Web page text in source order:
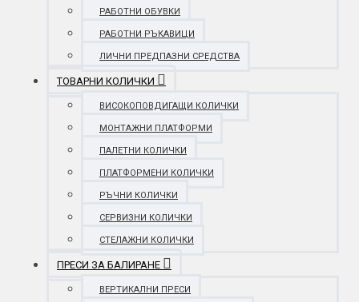
РАБОТНИ ОБУВКИ
РАБОТНИ РЪКАВИЦИ
ЛИЧНИ ПРЕДПАЗНИ СРЕДСТВА
ТОВАРНИ КОЛИЧКИ
ВИСОКОПОВДИГАЩИ КОЛИЧКИ
МОНТАЖНИ ПЛАТФОРМИ
ПАЛЕТНИ КОЛИЧКИ
ПЛАТФОРМЕНИ КОЛИЧКИ
РЪЧНИ КОЛИЧКИ
СЕРВИЗНИ КОЛИЧКИ
СТЕЛАЖНИ КОЛИЧКИ
ПРЕСИ ЗА БАЛИРАНЕ
ВЕРТИКАЛНИ ПРЕСИ